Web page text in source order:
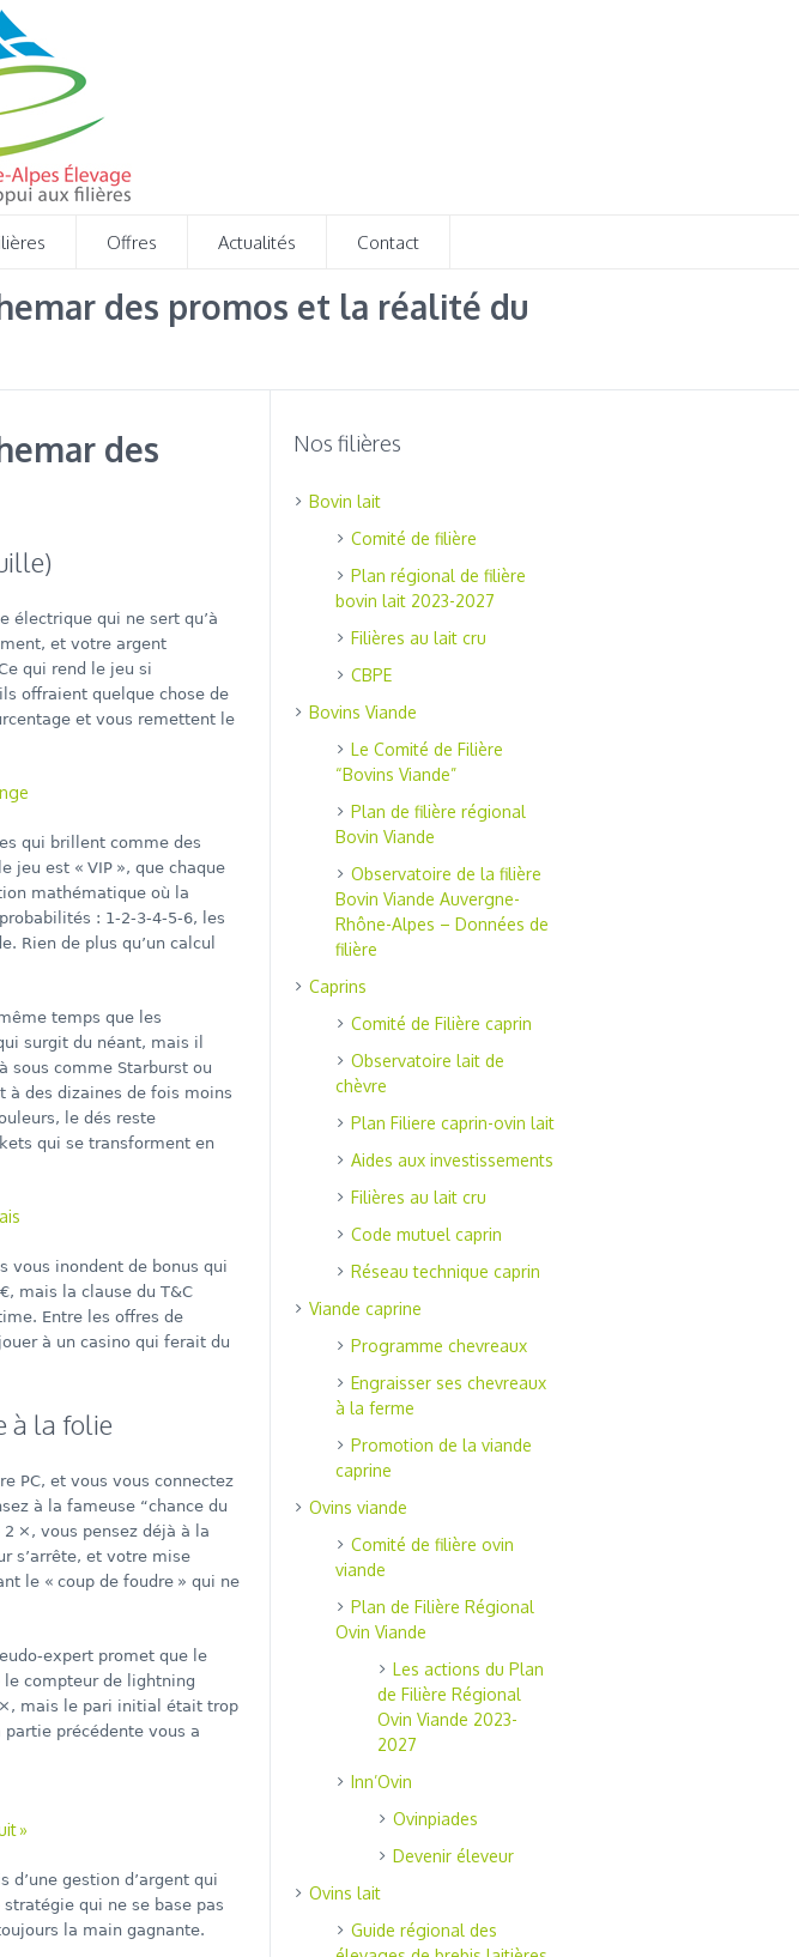
Offres Actualités Contact
des promos et la réalité du
des
électrique qui ne sert qu’à
et votre argent
qui rend le jeu si
offraient quelque chose de
et vous remettent le
qui brillent comme des
jeu est « VIP », que chaque
mathématique où la
: 1‑2‑3‑4‑5‑6, les
Rien de plus qu’un calcul
temps que les
surgit du néant, mais il
sous comme Starburst ou
à des dizaines de fois moins
le dés reste
qui se transforment en
vous inondent de bonus qui
mais la clause du T&C
Entre les offres de
à un casino qui ferait du
à la folie
PC, et vous vous connectez
à la fameuse “chance du
×, vous pensez déjà à la
s’arrête, et votre mise
le « coup de foudre » qui ne
promet que le
le compteur de lightning
mais le pari initial était trop
partie précédente vous a
»
d’une gestion d’argent qui
qui ne se base pas
la main gagnante.
Nos filières
Bovin lait
Comité de filière
Plan régional de filière
bovin lait 2023-2027
Filières au lait cru
CBPE
Bovins Viande
Le Comité de Filière
“Bovins Viande”
Plan de filière régional
Bovin Viande
Observatoire de la filière
Bovin Viande Auvergne-
Rhône-Alpes – Données de
filière
Caprins
Comité de Filière caprin
Observatoire lait de
chèvre
Plan Filiere caprin-ovin lait
Aides aux investissements
Filières au lait cru
Code mutuel caprin
Réseau technique caprin
Viande caprine
Programme chevreaux
Engraisser ses chevreaux
à la ferme
Promotion de la viande
caprine
Ovins viande
Comité de filière ovin
viande
Plan de Filière Régional
Ovin Viande
Les actions du Plan
de Filière Régional
Ovin Viande 2023-
2027
Inn’Ovin
Ovinpiades
Devenir éleveur
Ovins lait
Guide régional des